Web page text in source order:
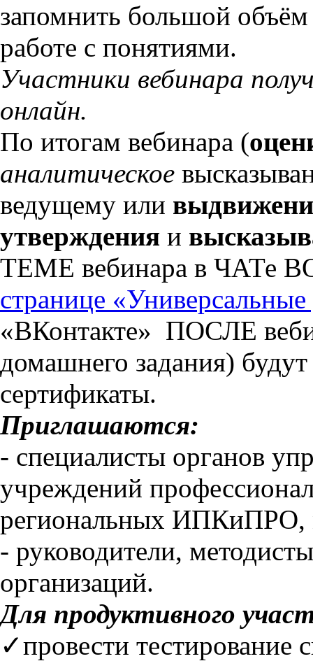
запомнить большой
работе с понятиями.
Участники вебинара
онлайн.
По итогам вебинара (
аналитическое
ведущему или
утверждения и
ТЕМЕ вебинара в ЧАТе
странице
«ВКонтакте» ПОСЛЕ
домашнего задания)
сертификаты.
Приглашаются:
- специалисты органов
учреждений
региональных ИПКиПРО,
- руководители,
организаций.
Для продуктивного
✓провести тестирование